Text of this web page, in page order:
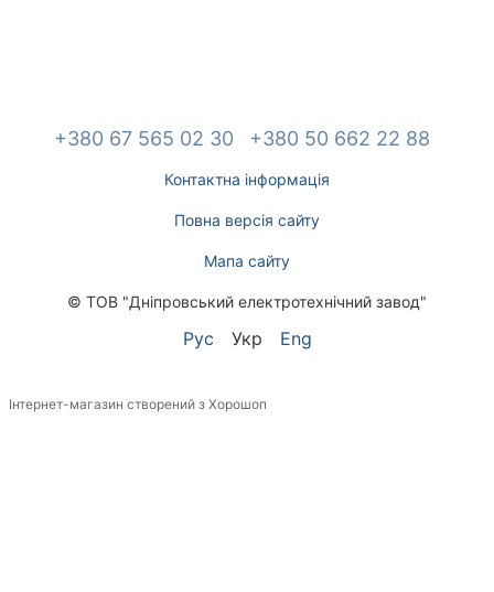
+380 67 565 02 30 +380 50 662 22 88
Контактна інформація
Повна версія сайту
Мапа сайту
© ТОВ "Дніпровський електротехнічний завод"
Рус Укр Eng
Інтернет-магазин створений з Хорошоп